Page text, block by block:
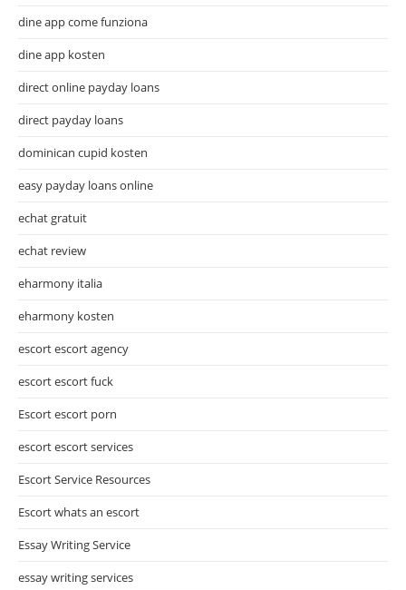
dine app come funziona
dine app kosten
direct online payday loans
direct payday loans
dominican cupid kosten
easy payday loans online
echat gratuit
echat review
eharmony italia
eharmony kosten
escort escort agency
escort escort fuck
Escort escort porn
escort escort services
Escort Service Resources
Escort whats an escort
Essay Writing Service
essay writing services